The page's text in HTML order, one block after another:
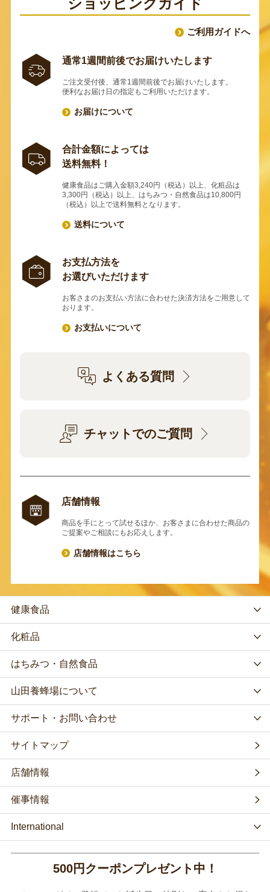
ショッピングガイド
ご利用ガイドへ
通常1週間前後でお届けいたします
ご注文受付後、通常1週間前後でお届けいたします。
便利なお届け日の指定もご利用いただけます。
お届けについて
合計金額によっては
送料無料！
健康食品はご購入金額3,240円（税込）以上、化粧品は
3,300円（税込）以上、はちみつ・自然食品は10,800円
（税込）以上で送料無料となります。
送料について
お支払方法を
お選びいただけます
お客さまのお支払い方法に合わせた決済方法をご用意して
おります。
お支払いについて
よくある質問
チャットでのご質問
店舗情報
商品を手にとって試せるほか、お客さまに合わせた商品の
ご提案やご相談にもお応えします。
店舗情報はこちら
健康食品
化粧品
はちみつ・自然食品
山田養蜂場について
サポート・お問い合わせ
サイトマップ
店舗情報
催事情報
International
500円クーポンプレゼント中！